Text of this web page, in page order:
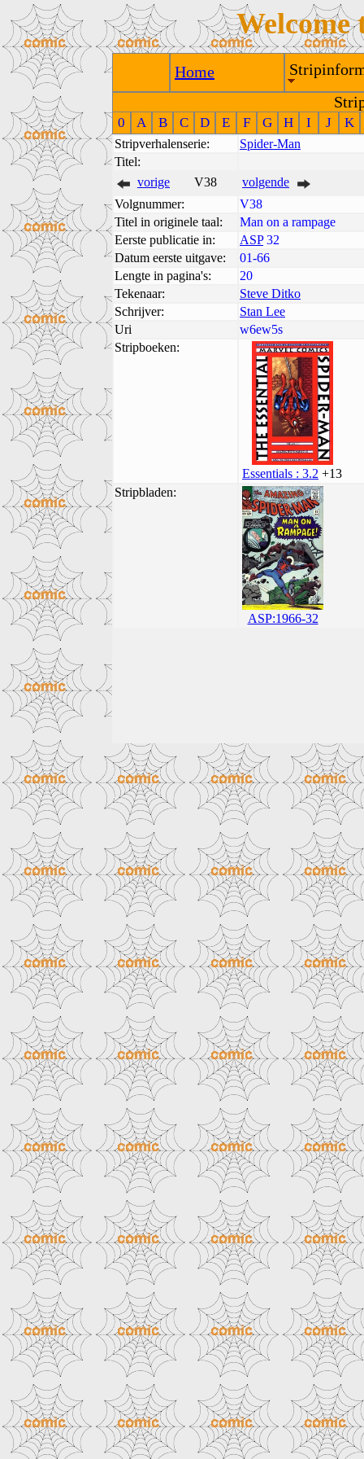
Welcome
Home
0 A B C D E F G H I J K
Stripverhalenserie:
Spider-Man
Titel:
vorige
V38
volgende
Volgnummer:
V38
Titel in originele taal:
Man on a rampage
Eerste publicatie in:
ASP32
Datum eerste uitgave:
01-66
Lengte in pagina's:
20
Tekenaar:
Steve Ditko
Schrijver:
Stan Lee
Uri
w6ew5s
Stripboeken:
Essentials : 3.2 +13
Stripbladen:
ASP:1966-32